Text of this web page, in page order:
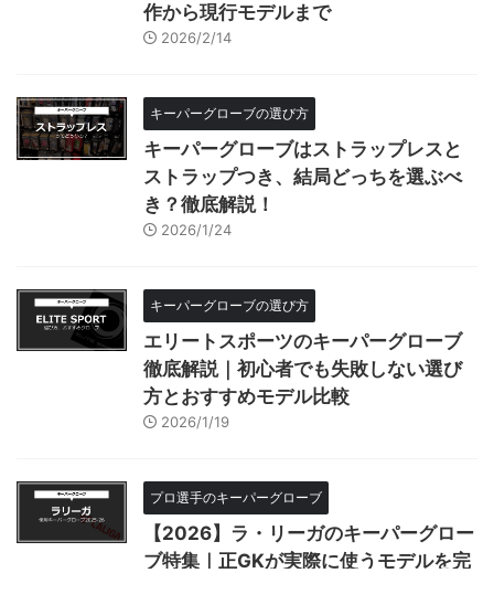
作から現行モデルまで
2026/2/14
キーパーグローブの選び方
キーパーグローブはストラップレスと
ストラップつき、結局どっちを選ぶべ
き？徹底解説！
2026/1/24
キーパーグローブの選び方
エリートスポーツのキーパーグローブ
徹底解説｜初心者でも失敗しない選び
方とおすすめモデル比較
2026/1/19
プロ選手のキーパーグローブ
【2026】ラ・リーガのキーパーグロー
ブ特集｜正GKが実際に使うモデルを完